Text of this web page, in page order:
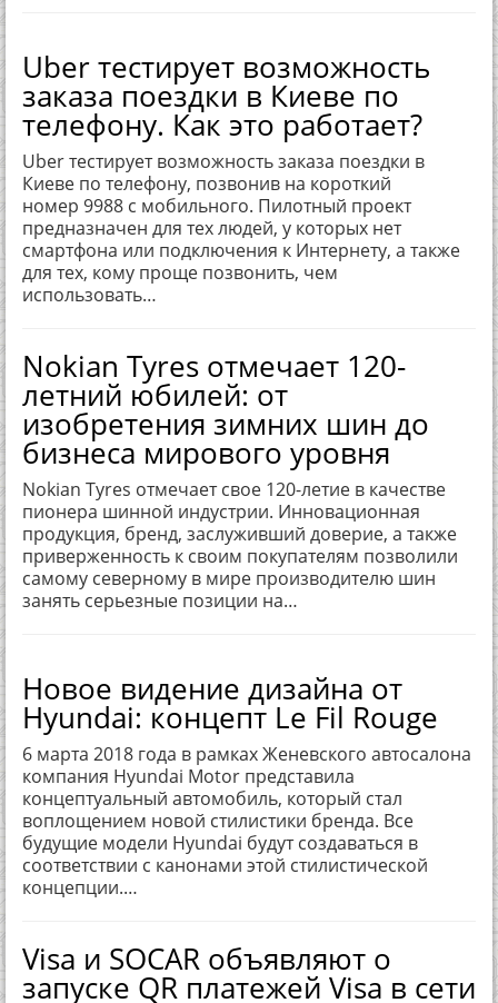
Uber тестирует возможность
заказа поездки в Киеве по
телефону. Как это работает?
Uber тестирует возможность заказа поездки в
Киеве по телефону, позвонив на короткий
номер 9988 с мобильного. Пилотный проект
предназначен для тех людей, у которых нет
смартфона или подключения к Интернету, а также
для тех, кому проще позвонить, чем
использовать…
Nokian Tyres отмечает 120-
летний юбилей: от
изобретения зимних шин до
бизнеса мирового уровня
Nokian Tyres отмечает свое 120-летие в качестве
пионера шинной индустрии. Инновационная
продукция, бренд, заслуживший доверие, а также
приверженность к своим покупателям позволили
самому северному в мире производителю шин
занять серьезные позиции на…
Новое видение дизайна от
Hyundai: концепт Le Fil Rouge
6 марта 2018 года в рамках Женевского автосалона
компания Hyundai Motor представила
концептуальный автомобиль, который стал
воплощением новой стилистики бренда. Все
будущие модели Hyundai будут создаваться в
соответствии с канонами этой стилистической
концепции.…
Visa и SOCAR объявляют о
запуске QR платежей Visa в сети